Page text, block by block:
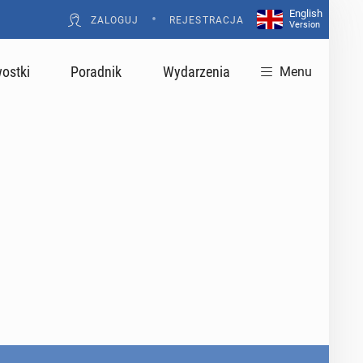
ZALOGUJ • REJESTRACJA
English
Version
Poradnik Wydarzenia Menu